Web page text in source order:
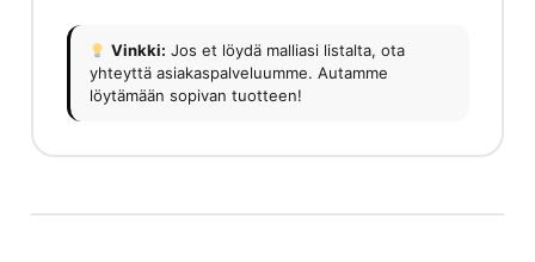
Vinkki: Jos et löydä malliasi listalta, ota
yhteyttä asiakaspalveluumme. Autamme
löytämään sopivan tuotteen!